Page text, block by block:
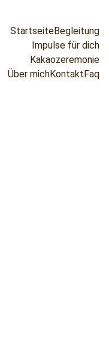
StartseiteBegleitung
Impulse für dich
Kakaozeremonie
Über michKontaktFaq